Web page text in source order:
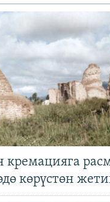
кремацияга
көрүстөн